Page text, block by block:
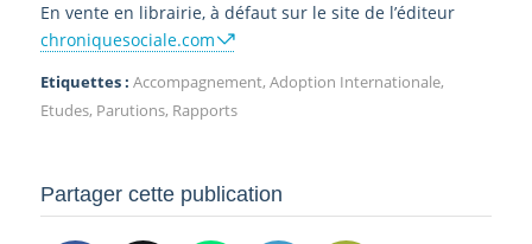
En vente en librairie, à défaut sur le site de l’éditeur
chroniquesociale.com
Etiquettes : Accompagnement, Adoption Internationale,
Etudes, Parutions, Rapports
Partager cette publication